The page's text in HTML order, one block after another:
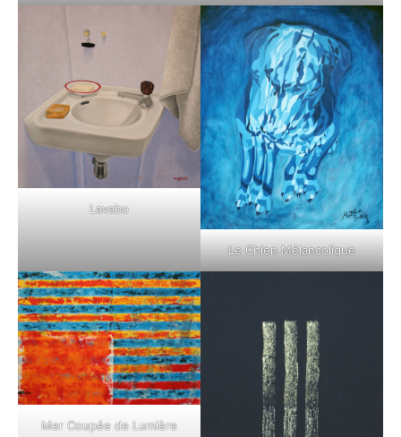
Lavabo
Le Chien Mélancolique
Mer Coupée de Lumière